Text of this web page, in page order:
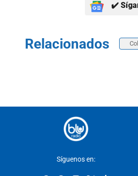
✔️
Relacionados
Síguenos en: